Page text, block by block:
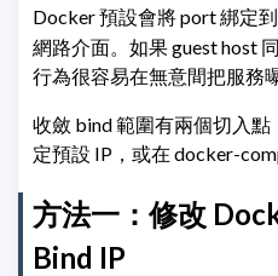
Docker 預設會將 port 綁定到
網路介面。如果 guest host
行為很容易在無意間把服務
收斂 bind 範圍有兩個切入點
定預設 IP，或在 docker-
方法一：修改
Bind IP